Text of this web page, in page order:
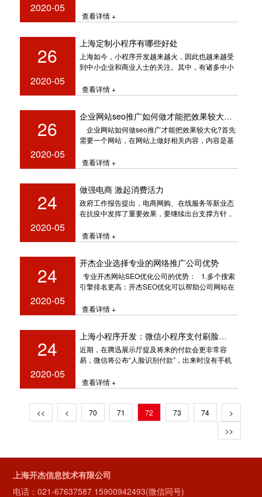
2020-05
查看详情 +
26
2020-05
上海定制小程序有哪些好处
上海如今，小程序开发越来越火，因此也越来越受
到中小企业和商业人士的关注。其中，有诸多中小
查看详情 +
26
2020-05
企业网站seo推广如何做才能把效果较大化?
企业网站如何做seo推广才能把效果较大化?首先
需要一个网站，在网站上做好相关内容，内容是基
查看详情 +
24
2020-05
做强电商 激起消费活力
政府工作报告提出，电商网购、在线服务等新业态
在抗疫中发挥了重要效果，要继续出台支撑方针，
查看详情 +
24
2020-05
开杰企业选择专业的网络推广公司优势
专业开杰网站SEO优化公司的优势： 1.多个搜索
引擎排名更高：开杰SEO优化可以帮助公司网站在
查看详情 +
24
2020-05
上海小程序开发：微信小程序支付刷脸介绍
近期，在腾迅展示厅提及将来的付款会更非常容
易，微信将公布“人脸识别付款”，出来时沒有手机
查看详情 +
<< < 70 71 72 73 74
>
>>
上海开杰信息技术有限公司
电话：021-67637587 15900942493(微信同号)